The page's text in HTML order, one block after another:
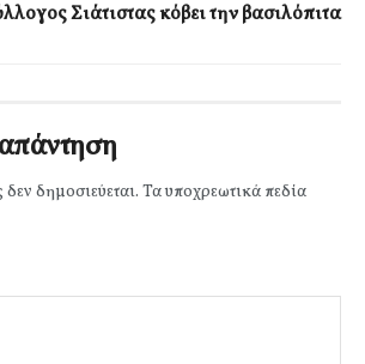
Σιάτιστας κόβει την βασιλόπιτα
δημοσιεύεται. Τα υποχρεωτικά πεδία